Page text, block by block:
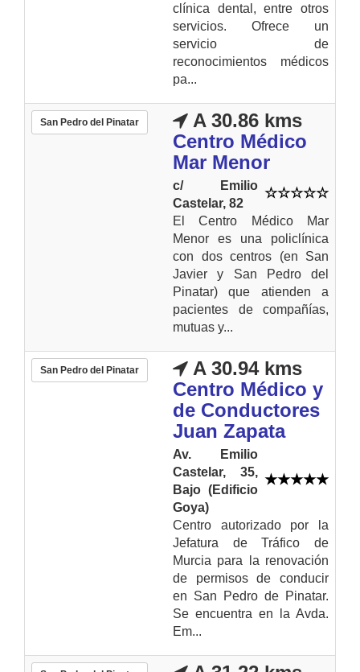
clínica dental, entre otros
servicios. Ofrece un
servicio de
reconocimientos médicos
pa...
San Pedro del Pinatar
A 30.86 kms
Centro Médico
Mar Menor
c/ Emilio
Castelar, 82
El Centro Médico Mar
Menor es una policlínica
con dos centros (en San
Javier y San Pedro del
Pinatar) que atienden a
pacientes de compañías,
mutuas y...
San Pedro del Pinatar
A 30.94 kms
Centro Médico y
de Conductores
Juan Zapata
Av. Emilio
Castelar, 35,
Bajo (Edificio
Goya)
Centro autorizado por la
Jefatura de Tráfico de
Murcia para la renovación
de permisos de conducir
en San Pedro de Pinatar.
Se encuentra en la Avda.
Em...